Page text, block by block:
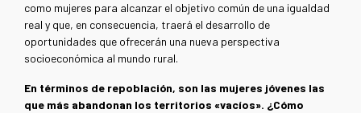
como mujeres para alcanzar el objetivo común de una igualdad
real y que, en consecuencia, traerá el desarrollo de
oportunidades que ofrecerán una nueva perspectiva
socioeconómica al mundo rural.
En términos de repoblación, son las mujeres jóvenes las
que más abandonan los territorios «vacíos». ¿Cómo